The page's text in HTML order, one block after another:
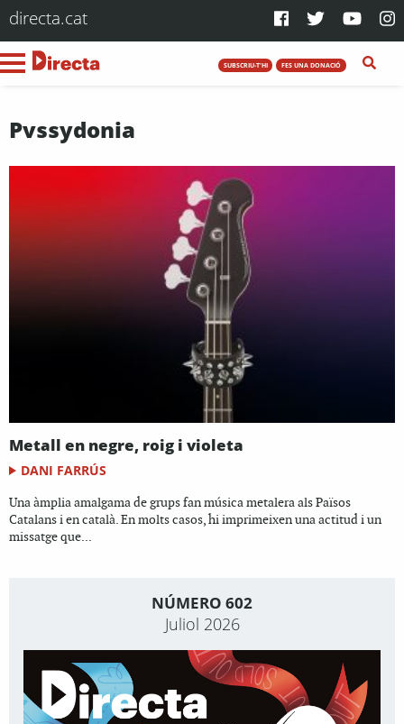
directa.cat
SUBSCRIU-T'HI FES UNA DONACIÓ
Pvssydonia
Metall en negre, roig i violeta
DANI FARRÚS
Una àmplia amalgama de grups fan música metalera als Països
Catalans i en català. En molts casos, hi imprimeixen una actitud i un
missatge que...
NÚMERO 602
Juliol 2026